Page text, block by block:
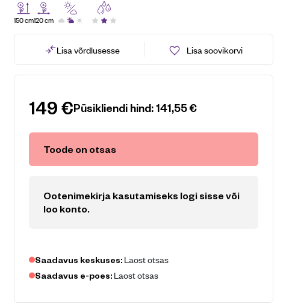
150 cm120 cm
Lisa võrdlusesse Lisa soovikorvi
149€Püsikliendi hind:141,55€
Toode on otsas
Ootenimekirja kasutamiseks logi sisse või
loo konto.
Saadavus keskuses: Laost otsas
Saadavus e-poes: Laost otsas